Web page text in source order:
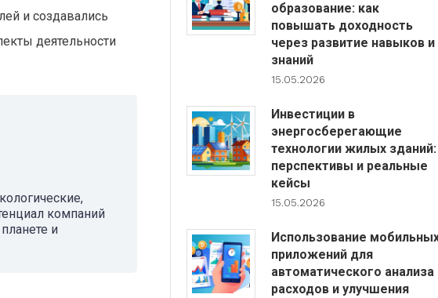
и создавались
деятельности
компаний
и
образование: как
повышать доходность
через развитие навыков и
знаний
15.05.2026
Инвестиции в
энергосберегающие
технологии жилых зданий:
перспективы и реальные
кейсы
15.05.2026
Использование
приложений для
автоматического анализа
расходов и улучшения